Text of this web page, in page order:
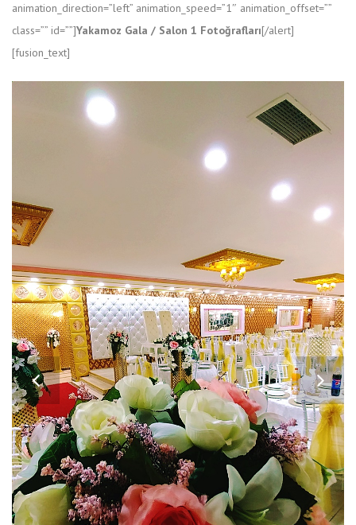
animation_direction=”left” animation_speed=”1″ animation_offset=””
class=”” id=””]Yakamoz Gala / Salon 1 Fotoğrafları[/alert]
[fusion_text]